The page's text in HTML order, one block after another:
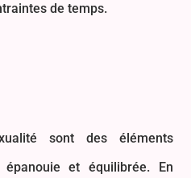
de temps.
sont des éléments
et équilibrée. En